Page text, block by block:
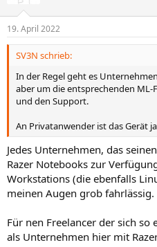
e
n
19. April 2022
SV3N schrieb:
In der Regel geht es
aber um die entsprechenden ML-
und den Support.
An Privatanwender ist das Gerät
Jedes Unternehmen, das
Razer Notebooks zur
Workstations (die ebenfalls
meinen Augen grob fahrlässig.
Für nen Freelancer der sich so
als Unternehmen hier mit